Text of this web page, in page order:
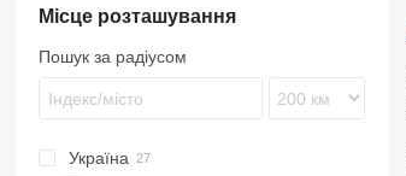
Місце розташування
Пошук за радіусом
Україна